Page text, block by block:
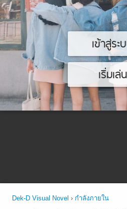
เข้าสู่ระ
เริ่มเล่น
Dek-D Visual Novel › กำลังภายใน